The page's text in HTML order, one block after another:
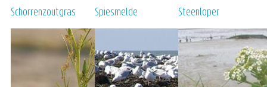
Schorrenzoutgras Spiesmelde Steenloper